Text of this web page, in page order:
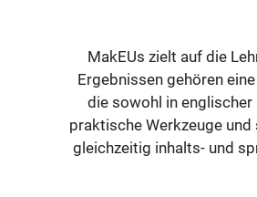
MakEUs zielt auf die
Ergebnissen gehören
die sowohl in
praktische Werkzeuge
gleichzeitig inhalts- und